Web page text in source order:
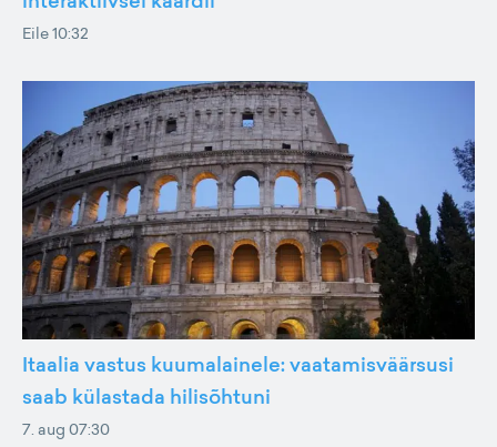
Eile 10:32
Itaalia vastus kuumalainele: vaatamisväärsusi
saab külastada hilisõhtuni
7. aug 07:30